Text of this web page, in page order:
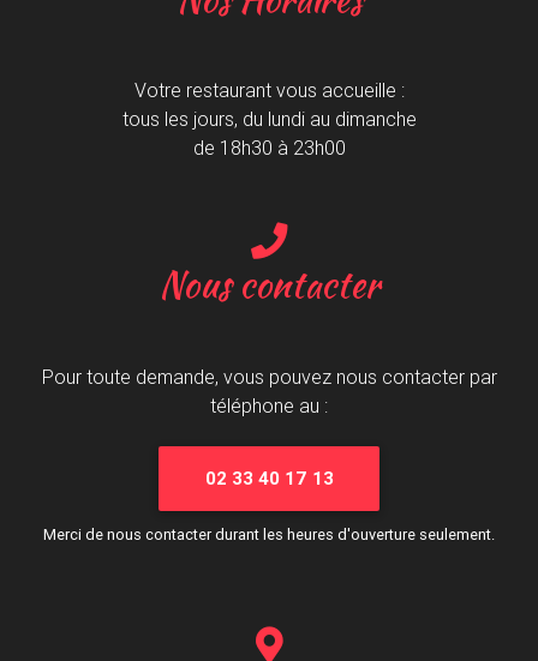
Nous contacter
Pour toute demande, vous pouvez nous contacter par
téléphone au :
02 33 40 17 13
Merci de nous contacter durant les heures d'ouverture seulement.
Votre restaurant vous accueille :
tous les jours, du lundi au dimanche
de 18h30 à 23h00